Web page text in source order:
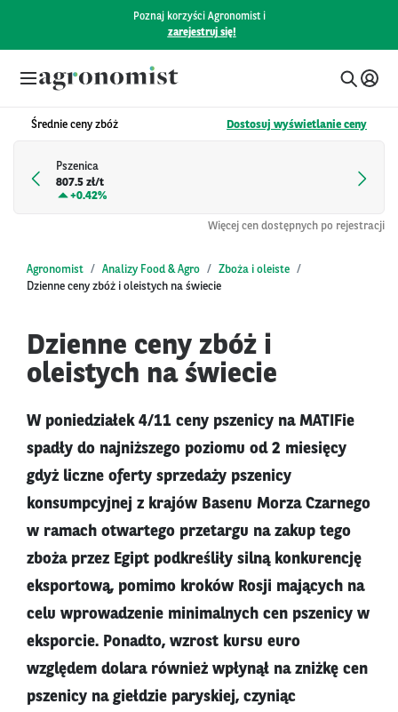
Poznaj korzyści Agronomist i
zarejestruj się!
Średnie ceny zbóż Dostosuj wyświetlanie ceny
Pszenica
807.5 zł/t
+0.42%
Więcej cen dostępnych po rejestracji
Agronomist Analizy Food & Agro
Zboża i oleiste
Dzienne ceny zbóż i oleistych na świecie
Dzienne ceny zbóż i
oleistych na świecie
W poniedziałek 4/11 ceny pszenicy na MATIFie
spadły do najniższego poziomu od 2 miesięcy
gdyż liczne oferty sprzedaży pszenicy
konsumpcyjnej z krajów Basenu Morza Czarnego
w ramach otwartego przetargu na zakup tego
zboża przez Egipt podkreśliły silną konkurencję
eksportową, pomimo kroków Rosji mających na
celu wprowadzenie minimalnych cen pszenicy w
eksporcie. Ponadto, wzrost kursu euro
względem dolara również wpłynął na zniżkę cen
pszenicy na giełdzie paryskiej, czyniąc